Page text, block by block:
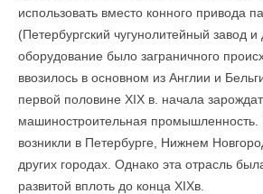
использовать вместо конного привода
(Петербургский чугунолитейный завод
оборудование было заграничного
ввозилось в основном из Англии и
первой половине XIX в. начала
машиностроительная
возникли в Петербурге, Нижнем
других городах. Однако эта отрасль
развитой вплоть до конца XIXв.